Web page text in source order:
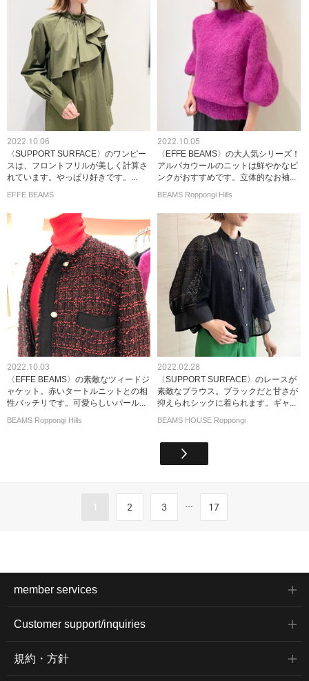
2022.10.06
〈SUPPORT SURFACE〉のワンピー
スは、フロントフリルが美しく計算さ
れています。やっぱり好きです。...
EFFE BEAMS
2022.10.05
〈EFFE BEAMS〉の大人気シリーズ！
アルパカウールのニットは鮮やかなピ
ンクがおすすめです。立体的なお袖...
BEAMS Roppongi Hills
2022.10.03
〈EFFE BEAMS〉の素敵なツィードジ
ャケット。赤いタートルニットとの相
性バッチリです。可愛らしいパール...
BEAMS Roppongi Hills
2022.02.28
〈SUPPORT SURFACE〉のレースが
素敵なブラウス。ブラックだと甘さが
抑えられシックに着られます。ギャ...
BEAMS HOUSE Roppongi
1 2 3 ... 17
member services
Customer support/inquiries
規約・方針